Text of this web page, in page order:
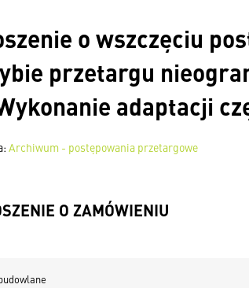
o wszczęciu
przetargu
adaptacji
Archiwum - postępowania przetargowe
O ZAMÓWIENIU
budowlane